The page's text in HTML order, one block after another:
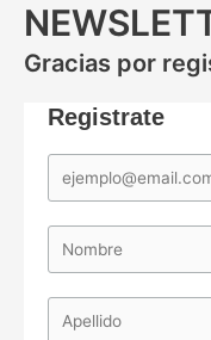
Gracias por
Registrate